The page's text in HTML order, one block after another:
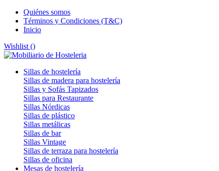
Quiénes somos
Términos y Condiciones (T&C)
Inicio
Wishlist ()
Sillas de hostelería
Sillas de madera para hostelería
Sillas y Sofás Tapizados
Sillas para Restaurante
Sillas Nórdicas
Sillas de plástico
Sillas metálicas
Sillas de bar
Sillas Vintage
Sillas de terraza para hostelería
Sillas de oficina
Mesas de hostelería